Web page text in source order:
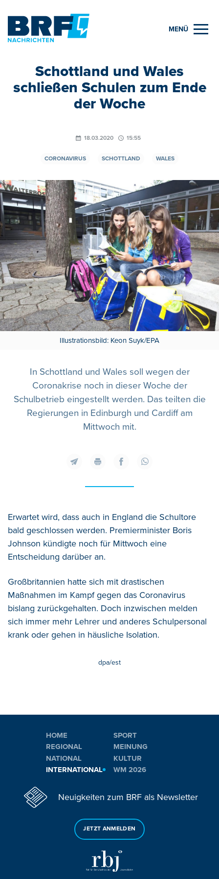
MENÜ
Schottland und Wales
schließen Schulen zum Ende
der Woche
18.03.2020 15:55
CORONAVIRUS SCHOTTLAND WALES
Illustrationsbild: Keon Suyk/EPA
In Schottland und Wales soll wegen der
Coronakrise noch in dieser Woche der
Schulbetrieb eingestellt werden. Das teilten die
Regierungen in Edinburgh und Cardiff am
Mittwoch mit.
Erwartet wird, dass auch in England die Schultore
bald geschlossen werden. Premierminister Boris
Johnson kündigte noch für Mittwoch eine
Entscheidung darüber an.
Großbritannien hatte sich mit drastischen
Maßnahmen im Kampf gegen das Coronavirus
bislang zurückgehalten. Doch inzwischen melden
sich immer mehr Lehrer und anderes Schulpersonal
krank oder gehen in häusliche Isolation.
dpa/est
HOME
REGIONAL
NATIONAL
INTERNATIONAL
SPORT
MEINUNG
KULTUR
WM 2026
Neuigkeiten zum BRF als Newsletter
JETZT ANMELDEN